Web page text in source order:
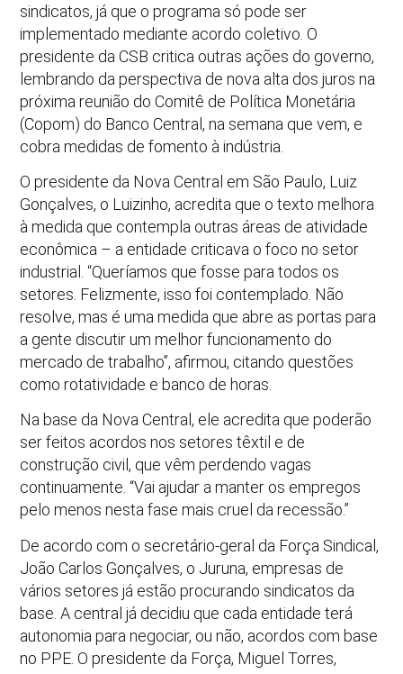
sindicatos, já que o programa só pode ser
implementado mediante acordo coletivo. O
presidente da CSB critica outras ações do governo,
lembrando da perspectiva de nova alta dos juros na
próxima reunião do Comitê de Política Monetária
(Copom) do Banco Central, na semana que vem, e
cobra medidas de fomento à indústria.
O presidente da Nova Central em São Paulo, Luiz
Gonçalves, o Luizinho, acredita que o texto melhora
à medida que contempla outras áreas de atividade
econômica – a entidade criticava o foco no setor
industrial. “Queríamos que fosse para todos os
setores. Felizmente, isso foi contemplado. Não
resolve, mas é uma medida que abre as portas para
a gente discutir um melhor funcionamento do
mercado de trabalho”, afirmou, citando questões
como rotatividade e banco de horas.
Na base da Nova Central, ele acredita que poderão
ser feitos acordos nos setores têxtil e de
construção civil, que vêm perdendo vagas
continuamente. “Vai ajudar a manter os empregos
pelo menos nesta fase mais cruel da recessão.”
De acordo com o secretário-geral da Força Sindical,
João Carlos Gonçalves, o Juruna, empresas de
vários setores já estão procurando sindicatos da
base. A central já decidiu que cada entidade terá
autonomia para negociar, ou não, acordos com base
no PPE. O presidente da Força, Miguel Torres,